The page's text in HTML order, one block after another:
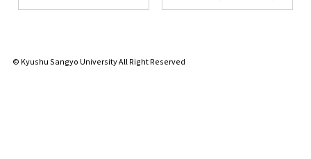
© Kyushu Sangyo University All Right Reserved